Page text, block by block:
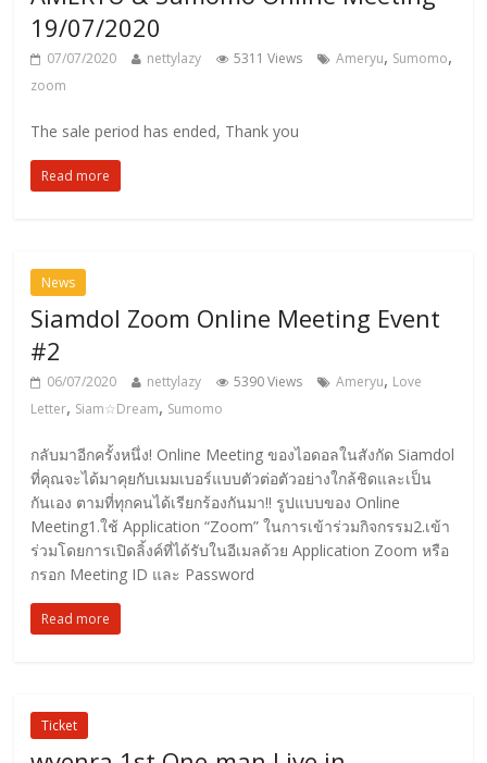
19/07/2020
07/07/2020 nettylazy 5311 Views Ameryu, Sumomo,
zoom
The sale period has ended, Thank you
Read more
News
Siamdol Zoom Online Meeting Event
#2
06/07/2020 nettylazy 5390 Views Ameryu, Love
Letter, Siam☆Dream, Sumomo
กลับมาอีกครั้งหนึ่ง! Online Meeting ของไอดอลในสังกัด Siamdol
ที่คุณจะได้มาคุยกับเมมเบอร์แบบตัวต่อตัวอย่างใกล้ชิดและเป็น
กันเอง ตามที่ทุกคนได้เรียกร้องกันมา!! รูปแบบของ Online
Meeting1.ใช้ Application “Zoom” ในการเข้าร่วมกิจกรรม2.เข้า
ร่วมโดยการเปิดลิ้งค์ที่ได้รับในอีเมลด้วย Application Zoom หรือ
กรอก Meeting ID และ Password
Read more
Ticket